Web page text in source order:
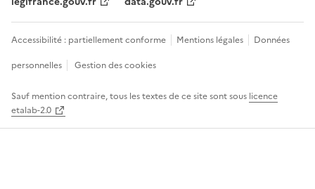
Accessibilité : partiellement conforme Mentions légales
Données
personnelles
Gestion des cookies
Sauf mention contraire, tous les textes de ce site sont sous licence
etalab-2.0